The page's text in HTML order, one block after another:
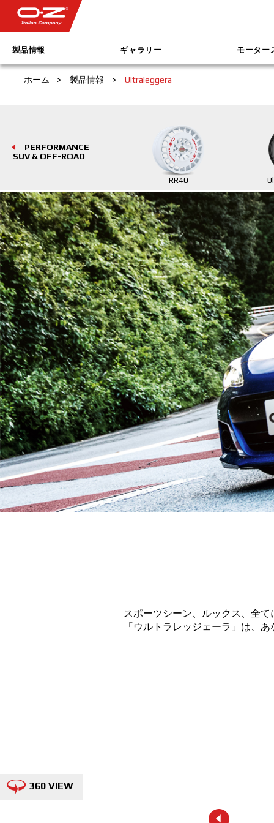
製品情報 ギャラリー モーター
ホーム > 製品情報 > Ultraleggera
RR40
PERFORMANCE
SUV & OFF-ROAD
スポーツシーン、ルックス、全
「ウルトラレッジェーラ」は、
360 VIEW